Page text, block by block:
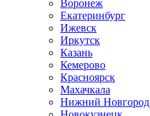
Воронеж
Екатеринбург
Ижевск
Иркутск
Казань
Кемерово
Красноярск
Махачкала
Нижний Новгород